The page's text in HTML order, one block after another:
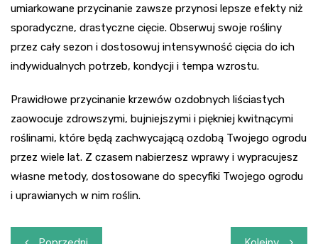
umiarkowane przycinanie zawsze przynosi lepsze efekty niż
sporadyczne, drastyczne cięcie. Obserwuj swoje rośliny
przez cały sezon i dostosowuj intensywność cięcia do ich
indywidualnych potrzeb, kondycji i tempa wzrostu.
Prawidłowe przycinanie krzewów ozdobnych liściastych
zaowocuje zdrowszymi, bujniejszymi i piękniej kwitnącymi
roślinami, które będą zachwycającą ozdobą Twojego ogrodu
przez wiele lat. Z czasem nabierzesz wprawy i wypracujesz
własne metody, dostosowane do specyfiki Twojego ogrodu
i uprawianych w nim roślin.